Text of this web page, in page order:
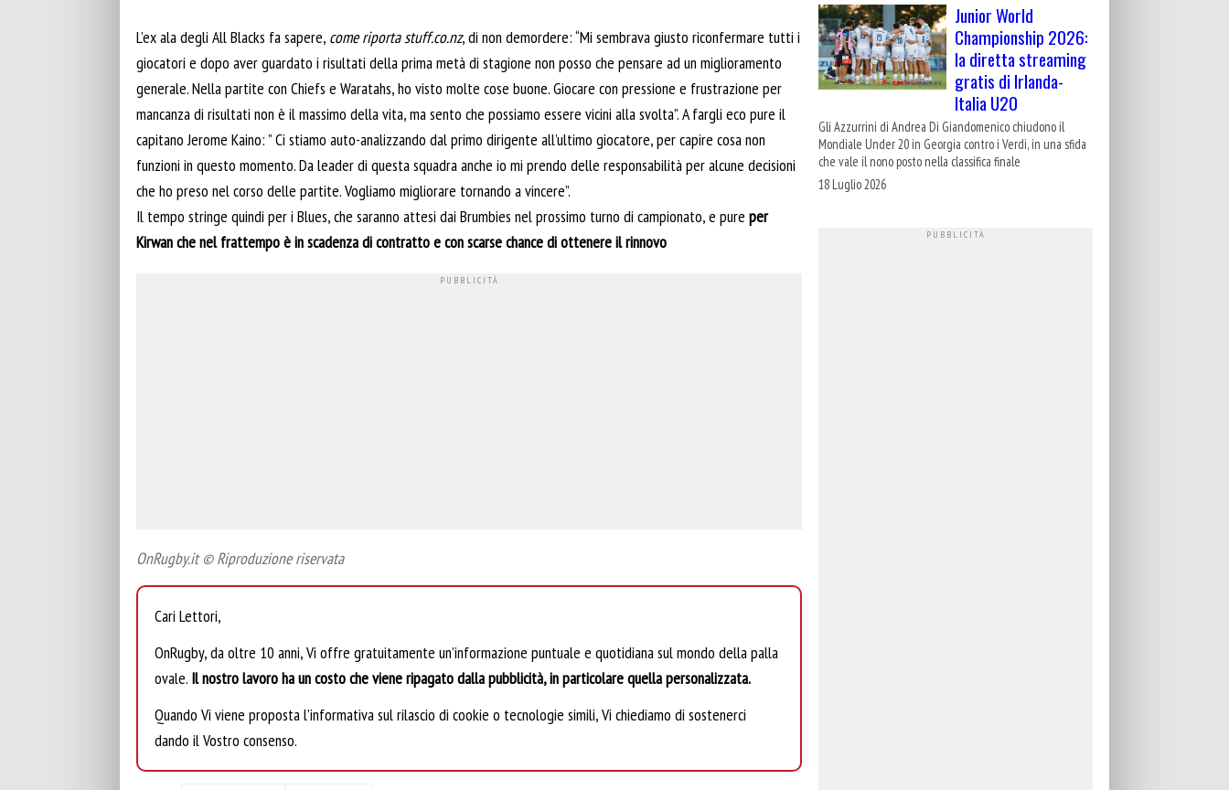
L’ex ala degli All Blacks fa sapere, come riporta stuff.co.nz, di non demordere: “Mi sembrava giusto riconfermare tutti i
giocatori e dopo aver guardato i risultati della prima metà di stagione non posso che pensare ad un miglioramento
generale. Nella partite con Chiefs e Waratahs, ho visto molte cose buone. Giocare con pressione e frustrazione per
mancanza di risultati non è il massimo della vita, ma sento che possiamo essere vicini alla svolta”. A fargli eco pure il
capitano Jerome Kaino: ” Ci stiamo auto-analizzando dal primo dirigente all’ultimo giocatore, per capire cosa non
funzioni in questo momento. Da leader di questa squadra anche io mi prendo delle responsabilità per alcune decisioni
che ho preso nel corso delle partite. Vogliamo migliorare tornando a vincere”.
Il tempo stringe quindi per i Blues, che saranno attesi dai Brumbies nel prossimo turno di campionato, e pure per
Kirwan che nel frattempo è in scadenza di contratto e con scarse chance di ottenere il rinnovo
OnRugby.it © Riproduzione riservata
Cari Lettori,
OnRugby, da oltre 10 anni, Vi offre gratuitamente un’informazione puntuale e quotidiana sul mondo della palla
ovale. Il nostro lavoro ha un costo che viene ripagato dalla pubblicità, in particolare quella personalizzata.
Quando Vi viene proposta l’informativa sul rilascio di cookie o tecnologie simili, Vi chiediamo di sostenerci
dando il Vostro consenso.
Junior World
Championship 2026:
la diretta streaming
gratis di Irlanda-
Italia U20
Gli Azzurrini di Andrea Di Giandomenico chiudono il
Mondiale Under 20 in Georgia contro i Verdi, in una sfida
che vale il nono posto nella classifica finale
18 Luglio 2026